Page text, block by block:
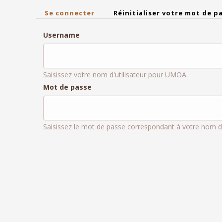
Primary
tabs
Se connecter (ongletRéinitialiser votre mot de
Username
Saisissez votre nom d'utilisateur pour UMOA.
Mot de passe
Saisissez le mot de passe correspondant à votre nom